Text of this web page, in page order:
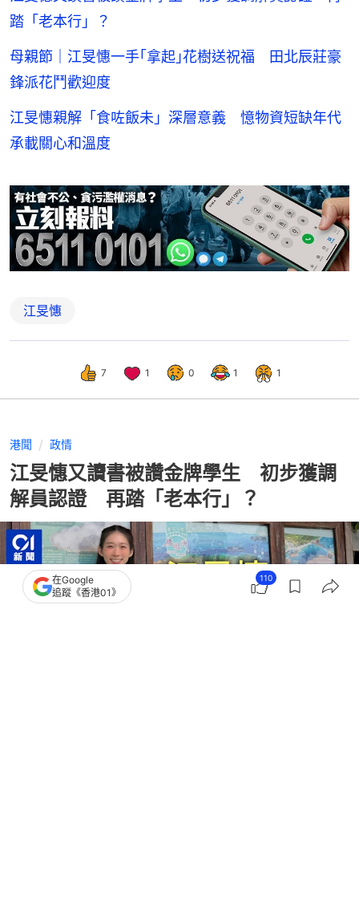
踏「老本行」？
母親節｜江旻憓一手｢拿起｣花樹送祝福 田北辰莊豪
鋒派花鬥歡迎度
江旻憓親解「食咗飯未」深層意義 憶物資短缺年代
承載關心和溫度
江旻憓
7 1 0 1 1
港聞 政情
江旻憓又讀書被讚金牌學生 初步獲調
解員認證 再踏「老本行」？
在Google
追蹤《香港01》
110